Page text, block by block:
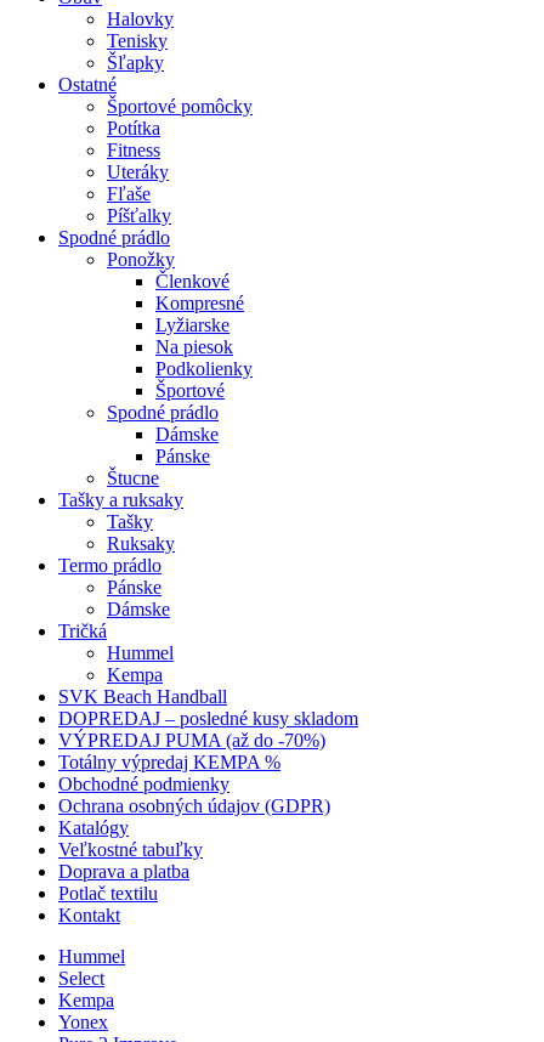
Halovky
Tenisky
Šľapky
Ostatné
Športové pomôcky
Potítka
Fitness
Uteráky
Fľaše
Píšťalky
Spodné prádlo
Ponožky
Členkové
Kompresné
Lyžiarske
Na piesok
Podkolienky
Športové
Spodné prádlo
Dámske
Pánske
Štucne
Tašky a ruksaky
Tašky
Ruksaky
Termo prádlo
Pánske
Dámske
Tričká
Hummel
Kempa
SVK Beach Handball
DOPREDAJ – posledné kusy skladom
VÝPREDAJ PUMA (až do -70%)
Totálny výpredaj KEMPA %
Obchodné podmienky
Ochrana osobných údajov (GDPR)
Katalógy
Veľkostné tabuľky
Doprava a platba
Potlač textilu
Kontakt
Hummel
Select
Kempa
Yonex